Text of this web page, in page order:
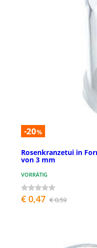
-20%
Rosenkranzetui in
von 3 mm
VORRÄTIG
€ 0,47 € 0,59